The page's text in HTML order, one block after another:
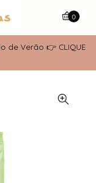
de Verão 👉 CLIQUE
0